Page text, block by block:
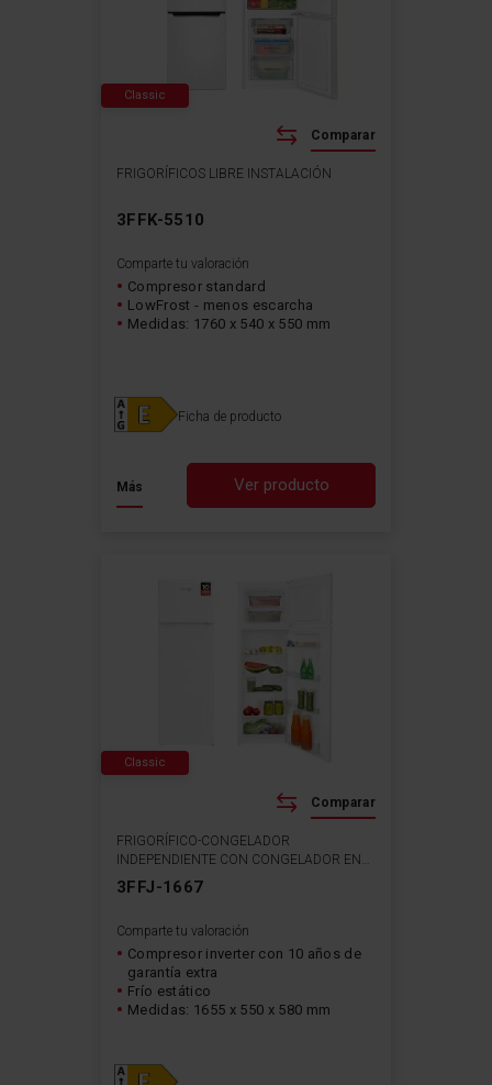
FRIGORÍFICOS LIBRE INSTALACIÓN
3FFK-5510
Ver producto
Más
Comparte tu valoración
Compresor standard
LowFrost - menos escarcha
Medidas: 1760 x 540 x 550 mm
Ficha de producto
Comparar
Classic
FRIGORÍFICO-CONGELADOR
INDEPENDIENTE CON CONGELADOR EN
LA PARTE SUPERIOR
3FFJ-1667
Comparte tu valoración
Compresor inverter con 10 años de
garantía extra
Frío estático
Medidas: 1655 x 550 x 580 mm
Comparar
Classic